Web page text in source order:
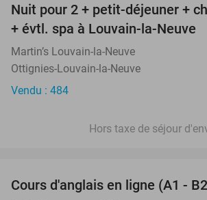
Nuit pour 2 + petit-déjeuner +
+ évtl. spa à Louvain-la-Neuve
Martin’s Louvain-la-Neuve
Ottignies-Louvain-la-Neuve
Vendu : 484
Hors taxe de séjour
Cours d'anglais en ligne (A1 -